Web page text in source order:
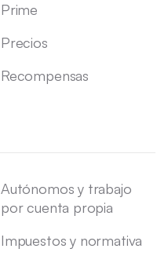
Prime
Precios
Recompensas
Autónomos y trabajo
por cuenta propia
Impuestos y normativa